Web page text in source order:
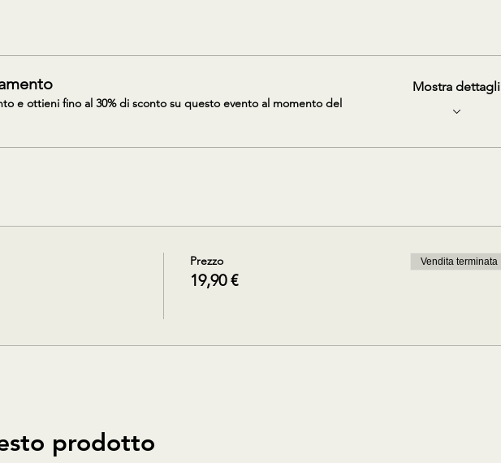
e ottieni fino al 30% di sconto su questo evento al momento del
Mostra dettagli
Prezzo
19,90 €
Vendita terminata
prodotto